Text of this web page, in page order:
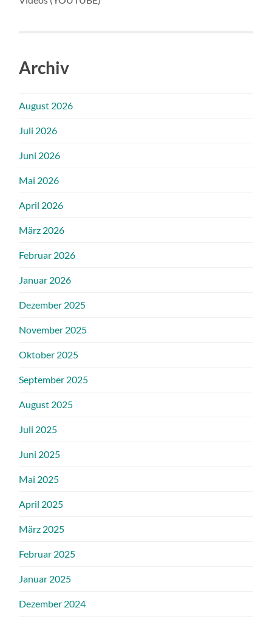
Archiv
August 2026
Juli 2026
Juni 2026
Mai 2026
April 2026
März 2026
Februar 2026
Januar 2026
Dezember 2025
November 2025
Oktober 2025
September 2025
August 2025
Juli 2025
Juni 2025
Mai 2025
April 2025
März 2025
Februar 2025
Januar 2025
Dezember 2024